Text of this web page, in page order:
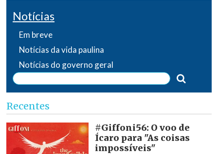
Notícias
Em breve
Notícias da vida paulina
Notícias do governo geral
Recentes
#Giffoni56: O voo de
Ícaro para "As coisas
impossíveis"